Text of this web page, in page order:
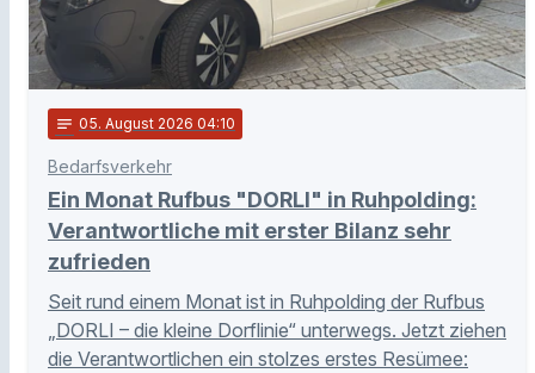
notes 05. August 2026 04:10
Bedarfsverkehr
Ein Monat Rufbus "DORLI" in Ruhpolding:
Verantwortliche mit erster Bilanz sehr
zufrieden
Seit rund einem Monat ist in Ruhpolding der Rufbus
„DORLI – die kleine Dorflinie“ unterwegs. Jetzt ziehen
die Verantwortlichen ein stolzes erstes Resümee: